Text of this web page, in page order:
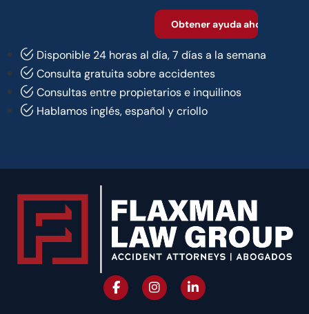
Disponible 24 horas al día, 7 días a la semana
Consulta gratuita sobre accidentes
Consultas entre propietarios e inquilinos
Hablamos inglés, español y criollo